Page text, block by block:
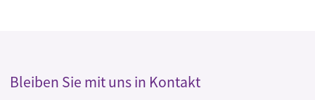
Bleiben Sie mit uns in Kontakt